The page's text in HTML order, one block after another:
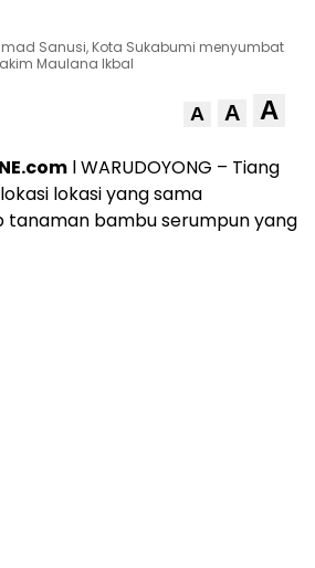
Sanusi, Kota Sukabumi menyumbat
Maulana Ikbal
A A A
l WARUDOYONG – Tiang
lokasi yang sama
bambu serumpun yang